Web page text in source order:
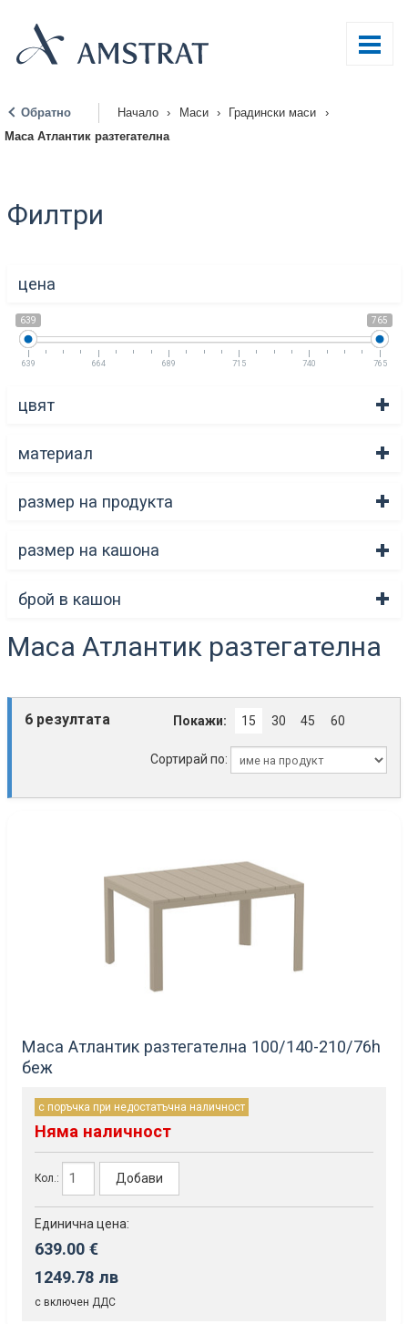
Обратно Начало › Маси › Градински маси
›
Маса Атлантик разтегателна
Филтри
цена
639 765
639 664 689 715 740 765
цвят
материал
размер на продукта
размер на кашона
брой в кашон
Маса Атлантик разтегателна
6 резултата Покажи: 15 30 45 60
Сортирай по:
Маса Атлантик разтегателна 100/140-210/76h
беж
с поръчка при недостатъчна наличност
Няма наличност
Кол.: Добави
Единична цена:
639.00 €
1249.78 лв
с включен ДДС